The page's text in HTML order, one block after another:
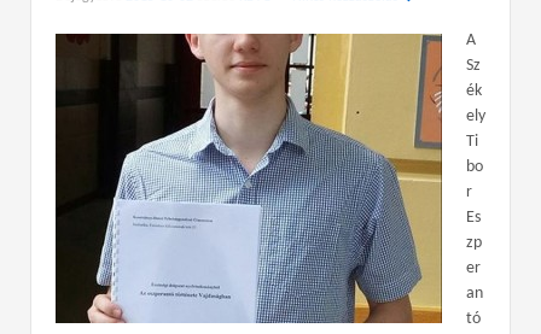
A
Sz
ék
ely
Ti
bo
r
Es
zp
er
an
tó